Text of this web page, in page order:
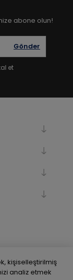
abone olun!
Gönder
et
kişiselleştirilmiş
analiz etmek